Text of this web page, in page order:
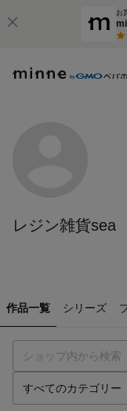
お
レジン雑貨sea
作品一覧 シリーズ